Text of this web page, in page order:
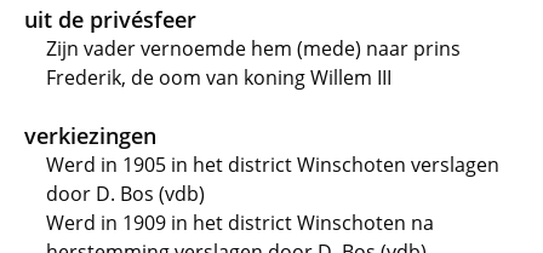
uit de privésfeer
Zijn vader vernoemde hem (mede) naar prins
Frederik, de oom van koning Willem III
verkiezingen
Werd in 1905 in het district Winschoten verslagen
door D. Bos (vdb)
Werd in 1909 in het district Winschoten na